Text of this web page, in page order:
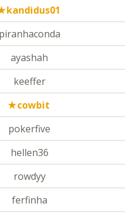
kandidus01
piranhaconda
ayashah
keeffer
cowbit
pokerfive
hellen36
rowdyy
ferfinha